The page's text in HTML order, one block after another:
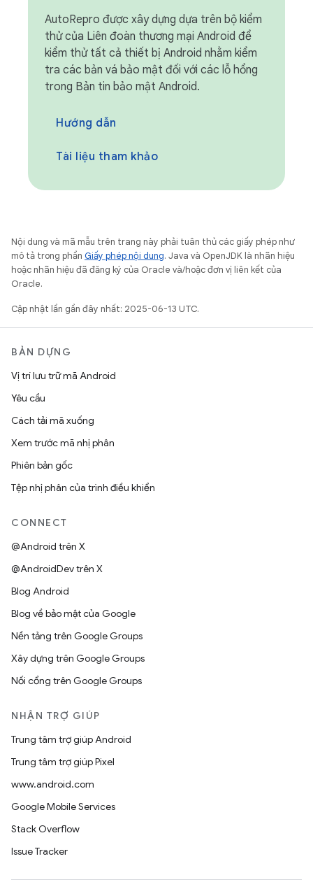
AutoRepro được xây dựng dựa trên bộ kiểm
thử của Liên đoàn thương mại Android để
kiểm thử tất cả thiết bị Android nhằm kiểm
tra các bản vá bảo mật đối với các lỗ hổng
trong Bản tin bảo mật Android.
Hướng dẫn
Tài liệu tham khảo
Nội dung và mã mẫu trên trang này phải tuân thủ các giấy phép như
mô tả trong phần Giấy phép nội dung. Java và OpenJDK là nhãn hiệu
hoặc nhãn hiệu đã đăng ký của Oracle và/hoặc đơn vị liên kết của
Oracle.
Cập nhật lần gần đây nhất: 2025-06-13 UTC.
BẢN DỰNG
Vị trí lưu trữ mã Android
Yêu cầu
Cách tải mã xuống
Xem trước mã nhị phân
Phiên bản gốc
Tệp nhị phân của trình điều khiển
CONNECT
@Android trên X
@AndroidDev trên X
Blog Android
Blog về bảo mật của Google
Nền tảng trên Google Groups
Xây dựng trên Google Groups
Nối cổng trên Google Groups
NHẬN TRỢ GIÚP
Trung tâm trợ giúp Android
Trung tâm trợ giúp Pixel
www.android.com
Google Mobile Services
Stack Overflow
Issue Tracker